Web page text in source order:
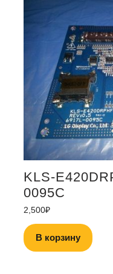
KLS-
0095C
2,500₽
В корзину